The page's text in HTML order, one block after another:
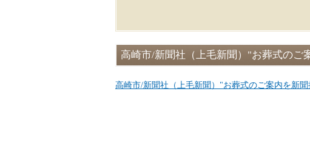
高崎市/新聞社（上毛新聞）"お葬式のご
高崎市/新聞社（上毛新聞）"お葬式のご案内を新聞